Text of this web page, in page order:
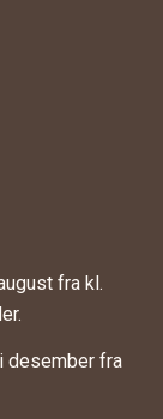
fra kl.
desember fra